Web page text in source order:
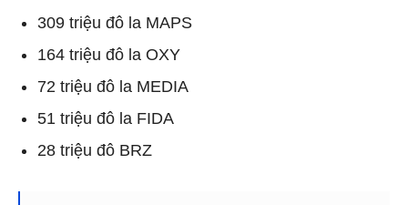
309 triệu đô la MAPS
164 triệu đô la OXY
72 triệu đô la MEDIA
51 triệu đô la FIDA
28 triệu đô BRZ